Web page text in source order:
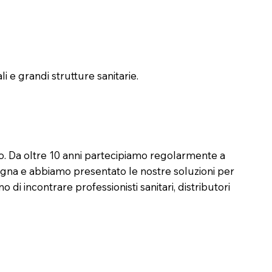
e grandi strutture sanitarie.
Da oltre 10 anni partecipiamo regolarmente a
e abbiamo presentato le nostre soluzioni per
di incontrare professionisti sanitari, distributori